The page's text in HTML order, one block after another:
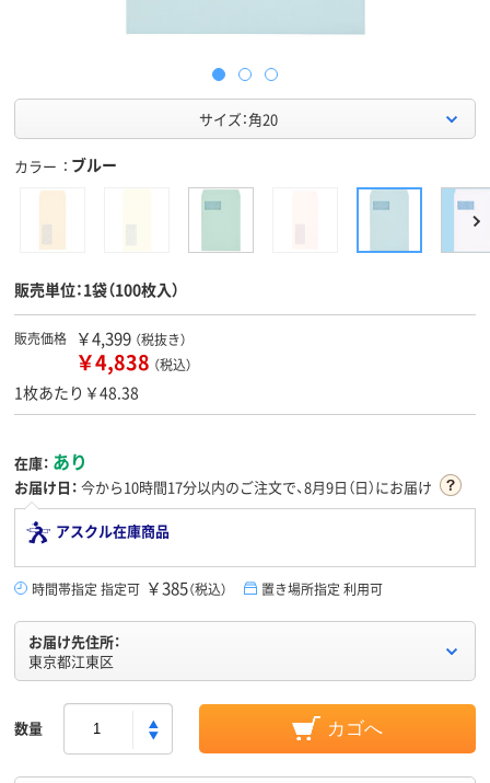
サイズ：角20
カラー ブルー
販売単位：1袋（100枚入）
販売価格 ￥4,399 （税抜き）
￥4,838 （税込）
1枚あたり￥48.38
在庫： あり
お届け日： 今から10時間17分以内のご注文で、8月9日（日）にお届け
アスクル在庫商品
時間帯指定 指定可 ￥385（税込） 置き場所指定 利用可
お届け先住所：
東京都江東区
数量 カゴへ